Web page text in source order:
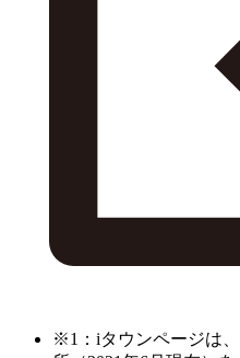
※1：iタウンページは